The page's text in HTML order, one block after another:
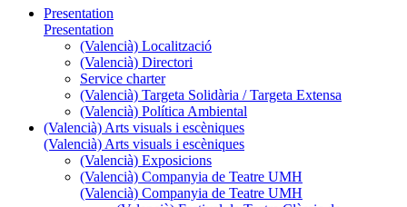
Presentation
Presentation
(Valencià) Localització
(Valencià) Directori
Service charter
(Valencià) Targeta Solidària / Targeta Extensa
(Valencià) Política Ambiental
(Valencià) Arts visuals i escèniques
(Valencià) Arts visuals i escèniques
(Valencià) Exposicions
(Valencià) Companyia de Teatre UMH
(Valencià) Companyia de Teatre UMH